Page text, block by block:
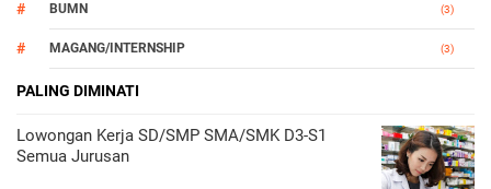
BUMN (3)
MAGANG/INTERNSHIP (3)
OTOMOTIF
PALING DIMINATI
Lowongan Kerja SD/SMP SMA/SMK D3-S1
Semua Jurusan